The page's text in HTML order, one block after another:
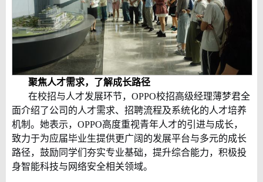
聚焦人才需求，了解成长路径
在校招与人才发展环节， OPPO校招高级经理薄梦君全
面介绍了公司的人才需求、招聘流程及系统化的人才培养
机制。她表示， OPPO高度重视青年人才的引进与成长，
致力于为应届毕业生提供更广阔的发展平台与多元的成长
路径，鼓励同学们夯实专业基础，提升综合能力，积极投
身智能科技与网络安全相关领域。